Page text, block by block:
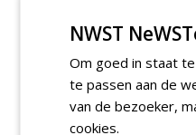
Plaats een gratis
NWST
Om goed in staat
te passen aan de
van de bezoeker,
cookies.